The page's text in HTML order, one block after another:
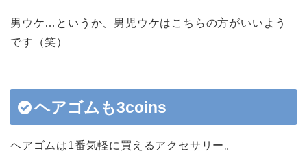
男ウケ…というか、男児ウケはこちらの方がいいよう
です（笑）
ヘアゴムも3coins
ヘアゴムは1番気軽に買えるアクセサリー。